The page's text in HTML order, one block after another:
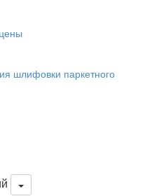
шлифовки паркетного